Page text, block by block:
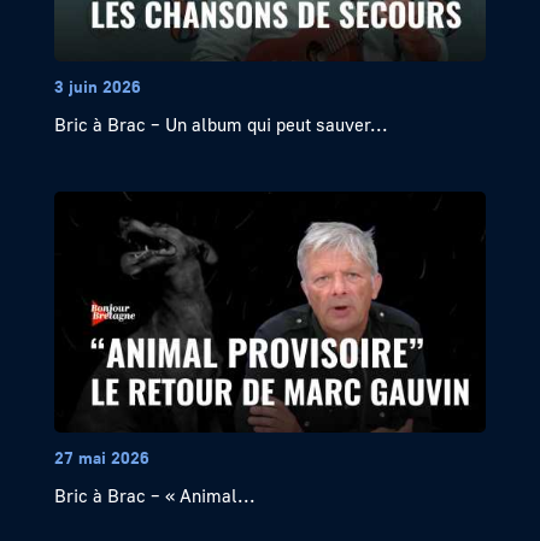
3 juin 2026
Bric à Brac – Un album qui peut sauver...
27 mai 2026
Bric à Brac – « Animal...